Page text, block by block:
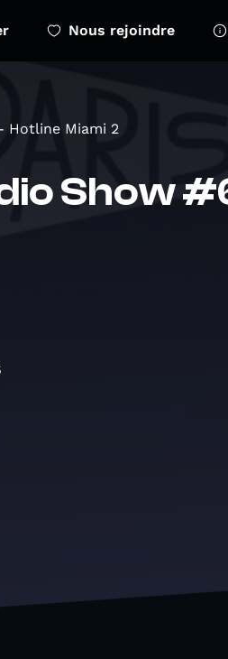
Nous rejoindre
Hotline Miami 2
Show